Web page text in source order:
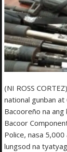
(NI ROSS
national gunban
Bacooreño na ang
Bacoor
Police, nasa
lungsod na